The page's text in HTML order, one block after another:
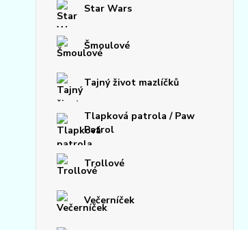
Star Wars
Šmoulové
Tajný život mazlíčků
Tlapková patrola / Paw
Patrol
Trollové
Večerníček